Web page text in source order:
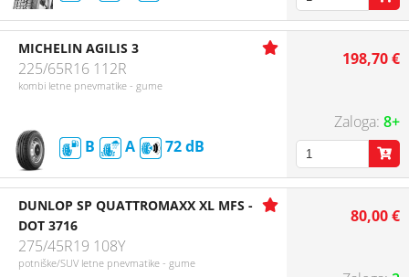
MICHELIN AGILIS 3
225/65R16 112R
kombi letne pnevmatike - gume
B A 72
198,70 €
8+
DUNLOP SP QUATTROMAXX XL MFS -
DOT 3716
275/45R19 108Y
potniške/SUV letne pnevmatike - gume
80,00 €